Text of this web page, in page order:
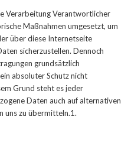
Verarbeitung Verantwortlicher
Maßnahmen umgesetzt, um
über diese Internetseite
sicherzustellen. Dennoch
grundsätzlich
absoluter Schutz nicht
Grund steht es jeder
Daten auch auf alternativen
uns zu übermitteln.1.